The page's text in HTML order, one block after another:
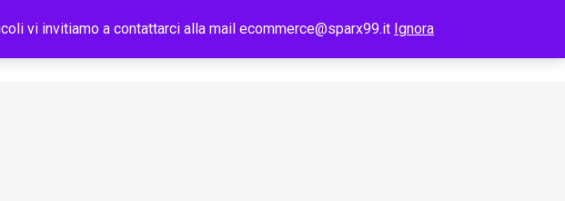
I Nostri Lavori Blog
vi invitiamo a contattarci alla mail ecommerce@sparx99.it Ignora